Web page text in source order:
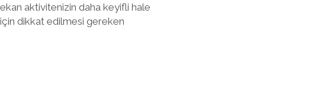
aktivitenizin daha keyifli hale
dikkat edilmesi gereken